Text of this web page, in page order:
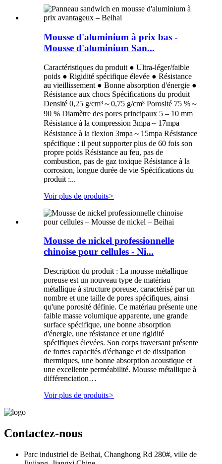
Mousse d'aluminium à prix bas -
Mousse d'aluminium San...
Caractéristiques du produit ● Ultra-léger/faible
poids ● Rigidité spécifique élevée ● Résistance
au vieillissement ● Bonne absorption d'énergie ●
Résistance aux chocs Spécifications du produit
Densité 0,25 g/cm³～0,75 g/cm³ Porosité 75 %～
90 % Diamètre des pores principaux 5 – 10 mm
Résistance à la compression 3mpa～17mpa
Résistance à la flexion 3mpa～15mpa Résistance
spécifique : il peut supporter plus de 60 fois son
propre poids Résistance au feu, pas de
combustion, pas de gaz toxique Résistance à la
corrosion, longue durée de vie Spécifications du
produit :...
Voir plus de produits>
Mousse de nickel professionnelle
chinoise pour cellules - Ni...
Description du produit : La mousse métallique
poreuse est un nouveau type de matériau
métallique à structure poreuse, caractérisé par un
nombre et une taille de pores spécifiques, ainsi
qu'une porosité définie. Ce matériau présente une
faible masse volumique apparente, une grande
surface spécifique, une bonne absorption
d'énergie, une résistance et une rigidité
spécifiques élevées. Son corps traversant présente
de fortes capacités d'échange et de dissipation
thermiques, une bonne absorption acoustique et
une excellente perméabilité. Mousse métallique à
différenciation…
Voir plus de produits>
Contactez-nous
Parc industriel de Beihai, Changhong Rd 280#, ville de